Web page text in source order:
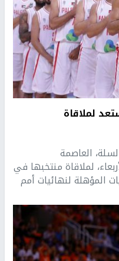
لملاقاة
العاصمة
لملاقاة منتخبها في
المؤهلة لنهائيات أمم